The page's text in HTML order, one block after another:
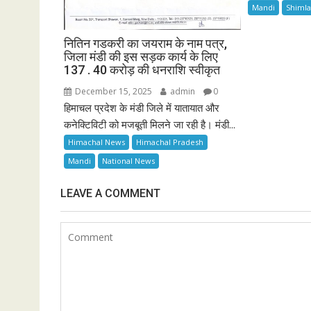
नितिन गडकरी का जयराम के नाम पत्र,
जिला मंडी की इस सड़क कार्य के लिए
137 . 40 करोड़ की धनराशि स्वीकृत
December 15, 2025 admin 0
हिमाचल प्रदेश के मंडी जिले में यातायात और
कनेक्टिविटी को मजबूती मिलने जा रही है। मंडी...
Himachal News
Himachal Pradesh
Mandi
National News
Mandi
Shimla
LEAVE A COMMENT